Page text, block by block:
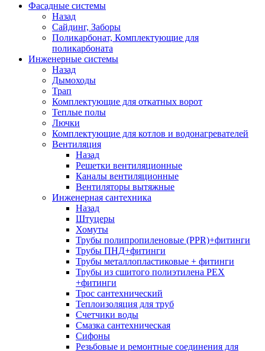
Фасадные системы
Назад
Сайдинг, Заборы
Поликарбонат, Комплектующие для
поликарбоната
Инженерные системы
Назад
Дымоходы
Трап
Комплектующие для откатных ворот
Теплые полы
Лючки
Комплектующие для котлов и водонагревателей
Вентиляция
Назад
Решетки вентиляционные
Каналы вентиляционные
Вентиляторы вытяжные
Инженерная сантехника
Назад
Штуцеры
Хомуты
Трубы полипропиленовые (PPR)+фитинги
Трубы ПНД+фитинги
Трубы металлопластиковые + фитинги
Трубы из сшитого полиэтилена PEX
+фитинги
Трос сантехнический
Теплоизоляция для труб
Счетчики воды
Смазка сантехническая
Сифоны
Резьбовые и ремонтные соединения для